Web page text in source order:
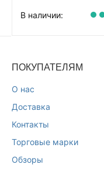
В наличии:
ПОКУПАТЕЛЯМ
О нас
Доставка
Контакты
Торговые марки
Обзоры